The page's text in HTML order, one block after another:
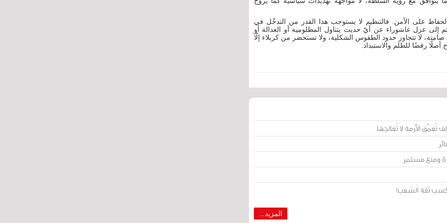
على الأمن. فالتنظيم لا يستوجب هذا القدر من التدخّل في
إلى عزل عاشوراء عن أيّ حديث يتناول المظلومية أو العدالة أو
لا تتجاوز حدود الطقوس الشكلية، ولا تستحضر من كربلاء إلّا
رفضًا للظلم والاستبداد.
تُعمّق الأزمة لا تُعالجها
ومنع مستمر
كسب ثقة الشعب!
المزيد...